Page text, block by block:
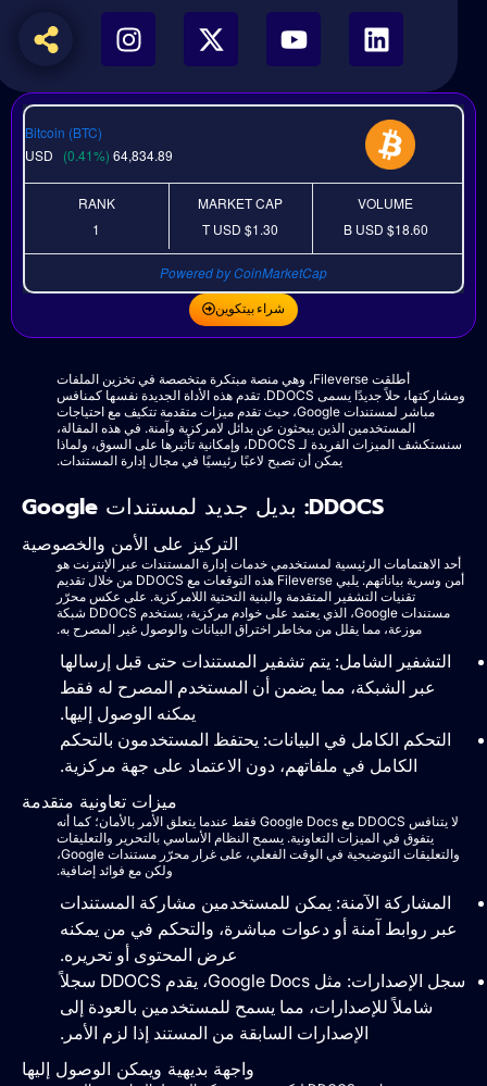
Bitcoin (BTC)
64,834.89
USD (0.41%)
RANK
MARKET CAP
$1.30 T
USD
VOLUME
$18.60 B
USD
Powered by CoinMarketCap
شراء بيتكوين
أطلقت Fileverse، وهي منصة مبتكرة متخصصة في تخزين الملفات
ومشاركتها، حلاً جديدًا يسمى DDOCS. تقدم هذه الأداة الجديدة نفسها كمنافس
مباشر لمستندات Google، حيث تقدم ميزات متقدمة تتكيف مع احتياجات
المستخدمين الذين يبحثون عن بدائل لامركزية وآمنة. في هذه المقالة،
سنستكشف الميزات الفريدة لـ DDOCS، وإمكانية تأثيرها على السوق، ولماذا
يمكن أن تصبح لاعبًا رئيسيًا في مجال إدارة المستندات.
DDOCS: بديل جديد لمستندات Google
التركيز على الأمن والخصوصية
أحد الاهتمامات الرئيسية لمستخدمي خدمات إدارة المستندات عبر الإنترنت هو
أمن وسرية بياناتهم. يلبي Fileverse هذه التوقعات مع DDOCS من خلال تقديم
تقنيات التشفير المتقدمة والبنية التحتية اللامركزية. على عكس محرّر
مستندات Google، الذي يعتمد على خوادم مركزية، يستخدم DDOCS شبكة
موزعة، مما يقلل من مخاطر اختراق البيانات والوصول غير المصرح به.
التشفير الشامل: يتم تشفير المستندات حتى قبل إرسالها
عبر الشبكة، مما يضمن أن المستخدم المصرح له فقط
يمكنه الوصول إليها.
التحكم الكامل في البيانات: يحتفظ المستخدمون بالتحكم
الكامل في ملفاتهم، دون الاعتماد على جهة مركزية.
ميزات تعاونية متقدمة
لا يتنافس DDOCS مع Google Docs فقط عندما يتعلق الأمر بالأمان؛ كما أنه
يتفوق في الميزات التعاونية. يسمح النظام الأساسي بالتحرير والتعليقات
والتعليقات التوضيحية في الوقت الفعلي، على غرار محرّر مستندات Google،
ولكن مع فوائد إضافية.
المشاركة الآمنة: يمكن للمستخدمين مشاركة المستندات
عبر روابط آمنة أو دعوات مباشرة، والتحكم في من يمكنه
عرض المحتوى أو تحريره.
سجل الإصدارات: مثل Google Docs، يقدم DDOCS سجلاً
شاملاً للإصدارات، مما يسمح للمستخدمين بالعودة إلى
الإصدارات السابقة من المستند إذا لزم الأمر.
واجهة بديهية ويمكن الوصول إليها